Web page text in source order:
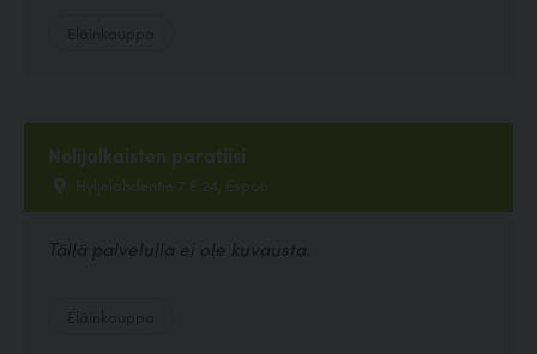
Nelijalkaisten paratiisi
Hyljelahdentie 7 E 24, Espoo
Tällä palvelulla ei ole kuvausta.